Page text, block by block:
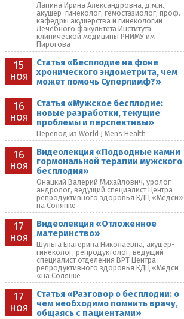
Лапина Ирина Александровна, д.м.н.,
акушер-гинеколог, гемостазиолог, проф.
кафедры акушерства и гинекологии
Лечебного факультета Института
клинической медицины РНИМУ им
Пирогова
15
ноя
Статья «Бесплодие на фоне
хронического эндометрита, чем
может помочь Суперлимф?»
16
ноя
Статья «Мужское бесплодие:
новые разработки, текущие
проблемы и перспективы»
Перевод из World J Mens Health
16
ноя
Видеолекция «Подводные камни
гормональной терапии мужского
бесплодия»
Онацкий Валерий Михайлович, уролог-
андролог, ведущий специалист Центра
репродуктивного здоровья КДЦ «Медси»
на Солянке
17
ноя
Видеолекция «Отложенное
материнство»
Шульга Екатерина Николаевна, акушер-
гинеколог, репродуктолог, ведущий
специалист отделения ВРТ Центра
репродуктивного здоровья КДЦ «Медси
«на Солянке
17
ноя
Статья «Разговор о бесплодии: о
чем необходимо помнить врачу,
общаясь с пациентами»